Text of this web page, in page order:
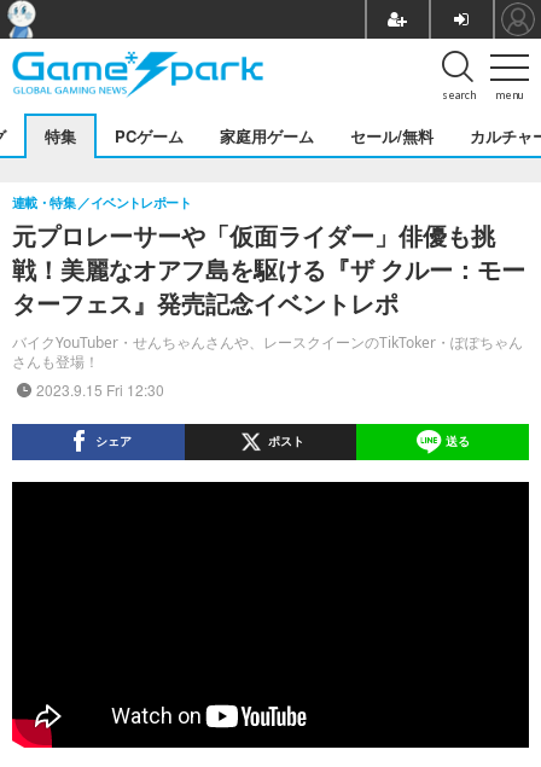
menu
search
特集 PCゲーム 家庭用ゲーム セール/無料 カルチャ
元プロレーサーや「仮面ライダー」俳優も挑
戦！美麗なオアフ島を駆ける『ザ クルー：モー
ターフェス』発売記念イベントレポ
バイクYouTuber・せんちゃんさんや、レースクイーンのTikToker・ぽぽちゃん
さんも登場！
連載・特集 イベントレポート
2023.9.15 Fri 12:30
シェア ポスト 送る